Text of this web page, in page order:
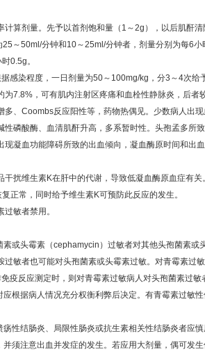
计算剂量。先予以首剂饱和量（ 1 ～2g ），以后肌酐
25 ～50ml/分钟和10～25ml/分钟者，剂量分别为每6小
时0.5g 。
感染程度，一日剂量为50～ 100mg/kg ，分3 ～4次给
为7.8% ，可有肌内注射区疼痛和血栓性静脉炎，后者
、 Coombs反应阳性等，药物热偶见。少数病人出
磷酸酶、血清肌酐升高，多系暂时性。头孢孟多所致
现凝血功能障碍所致的出血倾向，凝血酶原时间和出
干扰维生素K在肝中的代谢，导致低凝血酶原血症有关
正常，同时给予维生素K可预防此反应的发生。
敏者禁用。
素或头霉素（cephamycin ）过敏者对其他头孢菌素或
过敏者也可能对头孢菌素或头霉素过敏。对青霉素过
免疫反应测定时，则对青霉素过敏病人对头孢菌素过敏
根据病人情况充分权衡利弊后决定。有青霉素过敏
性结肠炎、局限性肠炎或抗生素相关性结肠炎者应慎
须注意出血并发症的发生。若应用大剂量，偶可发